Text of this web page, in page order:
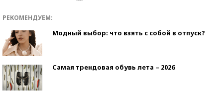
РЕКОМЕНДУЕМ:
Модный выбор: что взять с собой в отпуск?
Самая трендовая обувь лета – 2026